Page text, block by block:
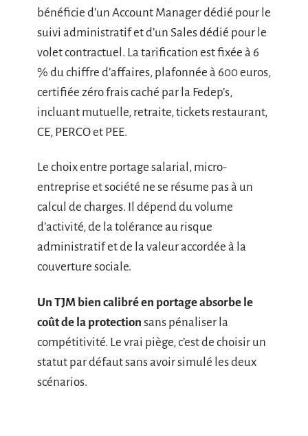
bénéficie d’un Account Manager dédié pour le
suivi administratif et d’un Sales dédié pour le
volet contractuel. La tarification est fixée à 6
% du chiffre d’affaires, plafonnée à 600 euros,
certifiée zéro frais caché par la Fedep’s,
incluant mutuelle, retraite, tickets restaurant,
CE, PERCO et PEE.
Le choix entre portage salarial, micro-
entreprise et société ne se résume pas à un
calcul de charges. Il dépend du volume
d’activité, de la tolérance au risque
administratif et de la valeur accordée à la
couverture sociale.
Un TJM bien calibré en portage absorbe le
coût de la protection sans pénaliser la
compétitivité. Le vrai piège, c’est de choisir un
statut par défaut sans avoir simulé les deux
scénarios.